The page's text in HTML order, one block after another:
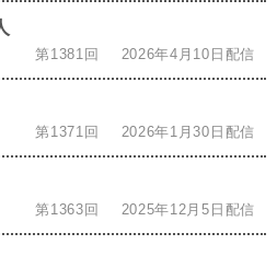
第1381回 2026年4月10日配信
第1371回 2026年1月30日配信
第1363回 2025年12月5日配信